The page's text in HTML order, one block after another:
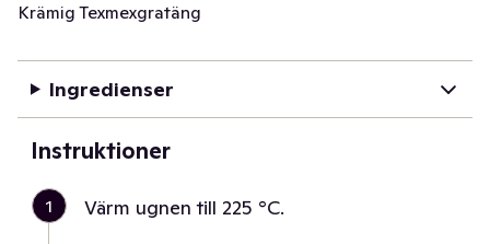
Krämig Texmexgratäng
Ingredienser
Instruktioner
1 Värm ugnen till 225 °C.